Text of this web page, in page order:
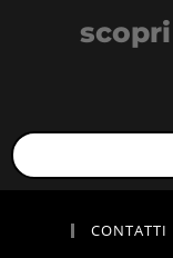
CONTATTI